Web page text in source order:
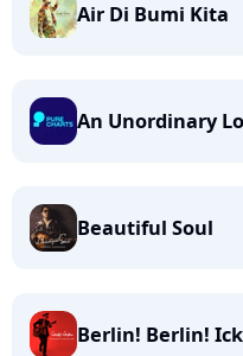
Air Di Bumi Kita
An Unordinary
Beautiful Soul
Berlin! Berlin!